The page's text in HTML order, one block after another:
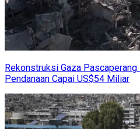
Rekonstruksi Gaza
Pendanaan Capai US$54 Miliar